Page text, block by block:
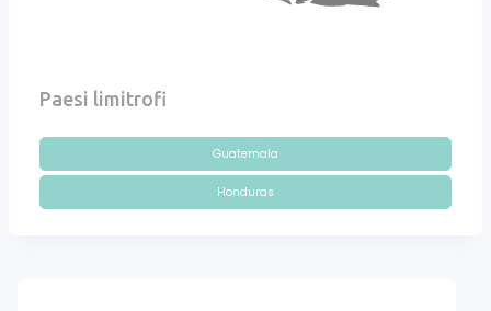
Paesi limitrofi
Guatemala
Honduras